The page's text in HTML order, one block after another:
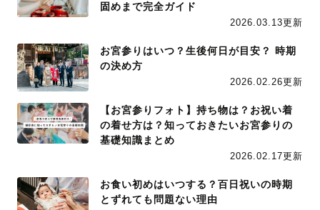
固めまで完全ガイド
2026.03.13更新
お宮参りはいつ？生後何日が目安？ 時期
の決め方
2026.02.26更新
【お宮参りフォト】持ち物は？お祝い着
の着せ方は？知っておきたいお宮参りの
基礎知識まとめ
2026.02.17更新
お食い初めはいつする？百日祝いの時期
とずれても問題ない理由